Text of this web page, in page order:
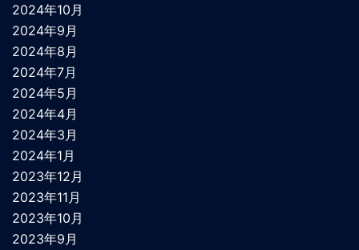
2024年10月
2024年9月
2024年8月
2024年7月
2024年5月
2024年4月
2024年3月
2024年1月
2023年12月
2023年11月
2023年10月
2023年9月